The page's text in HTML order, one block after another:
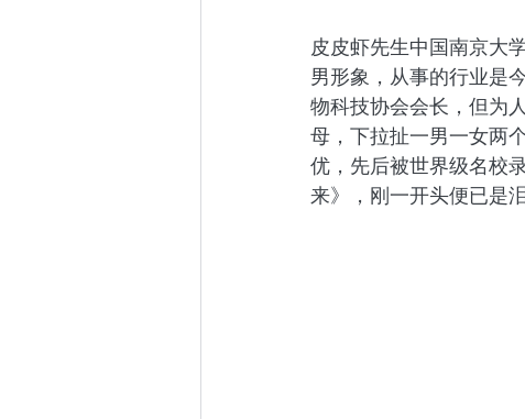
东京百日散记 阿根廷百日
皮皮虾先生中国南京大
男形象，从事的行业是
物科技协会会长，但为
母，下拉扯一男一女两
优，先后被世界级名校
来》，刚一开头便已是